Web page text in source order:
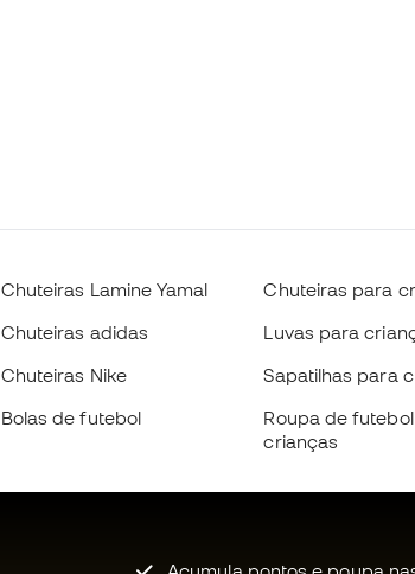
Chuteiras Lamine Yamal
Chuteiras adidas
Chuteiras Nike
Bolas de futebol
Chuteiras para
Luvas para
Sapatilhas para
Roupa de
crianças